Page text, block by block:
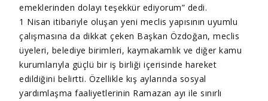
emeklerinden dolayı teşekkür ediyorum” dedi.
1 Nisan itibariyle oluşan yeni meclis yapısının uyumlu
çalışmasına da dikkat çeken Başkan Özdoğan, meclis
üyeleri, belediye birimleri, kaymakamlık ve diğer kamu
kurumlarıyla güçlü bir iş birliği içerisinde hareket
edildiğini belirtti. Özellikle kış aylarında sosyal
yardımlaşma faaliyetlerinin Ramazan ayı ile sınırlı